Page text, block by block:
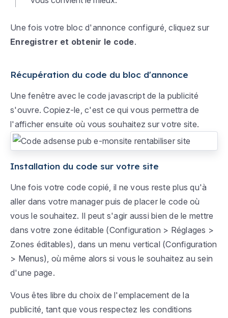
Une fois votre bloc d'annonce configuré, cliquez sur
Enregistrer et obtenir le code.
Récupération du code du bloc d'annonce
Une fenêtre avec le code javascript de la publicité
s'ouvre. Copiez-le, c'est ce qui vous permettra de
l'afficher ensuite où vous souhaitez sur votre site.
Installation du code sur votre site
Une fois votre code copié, il ne vous reste plus qu'à
aller dans votre manager puis de placer le code où
vous le souhaitez. Il peut s'agir aussi bien de le mettre
dans votre zone éditable (Configuration > Réglages >
Zones éditables), dans un menu vertical (Configuration
> Menus), où même alors si vous le souhaitez au sein
d'une page.
Vous êtes libre du choix de l'emplacement de la
publicité, tant que vous respectez les conditions